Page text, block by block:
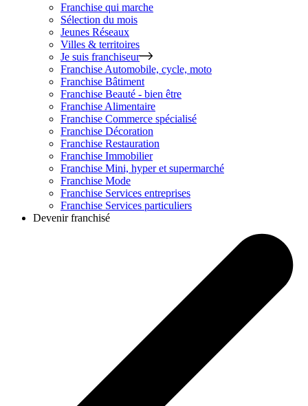
Franchise qui marche
Sélection du mois
Jeunes Réseaux
Villes & territoires
Je suis franchiseur
Franchise Automobile, cycle, moto
Franchise Bâtiment
Franchise Beauté - bien être
Franchise Alimentaire
Franchise Commerce spécialisé
Franchise Décoration
Franchise Restauration
Franchise Immobilier
Franchise Mini, hyper et supermarché
Franchise Mode
Franchise Services entreprises
Franchise Services particuliers
Devenir franchisé